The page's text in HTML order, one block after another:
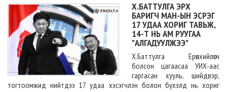
Х.БАТТУЛГА ЭРХ
БАРИГЧ МАН-ЫН ЭСРЭГ
17 УДАА ХОРИГ ТАВЬЖ,
14-Т НЬ АМ РУУГАА
"АЛГАДУУЛЖЭЭ"
Х.Баттулга Ерөнхийлөгч
болсон цагаасаа УИХ-аас
гаргасан хууль, шийдвэр,
тогтоомжид нийтдээ 17 удаа хэсэгчлэн болон бүхэлд нь хориг